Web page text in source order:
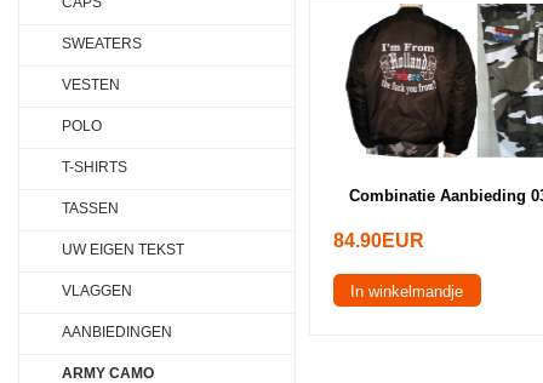
Combinatie Aanbieding
84.90EUR
In winkelmandje
SWEATERS
VESTEN
POLO
T-SHIRTS
TASSEN
UW EIGEN TEKST
VLAGGEN
AANBIEDINGEN
ARMY CAMO